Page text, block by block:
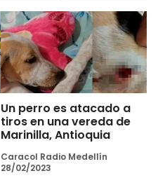
Un perro es atacado a
tiros en una vereda de
Marinilla, Antioquia
Caracol Radio Medellín
28/02/2023